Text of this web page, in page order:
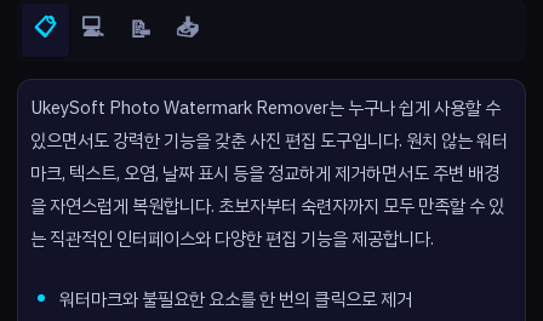
📋 💻 📝 📥
UkeySoft Photo Watermark Remover는 누구나 쉽게 사용할 수
있으면서도 강력한 기능을 갖춘 사진 편집 도구입니다. 원치 않는 워터
마크, 텍스트, 오염, 날짜 표시 등을 정교하게 제거하면서도 주변 배경
을 자연스럽게 복원합니다. 초보자부터 숙련자까지 모두 만족할 수 있
는 직관적인 인터페이스와 다양한 편집 기능을 제공합니다.
워터마크와 불필요한 요소를 한 번의 클릭으로 제거